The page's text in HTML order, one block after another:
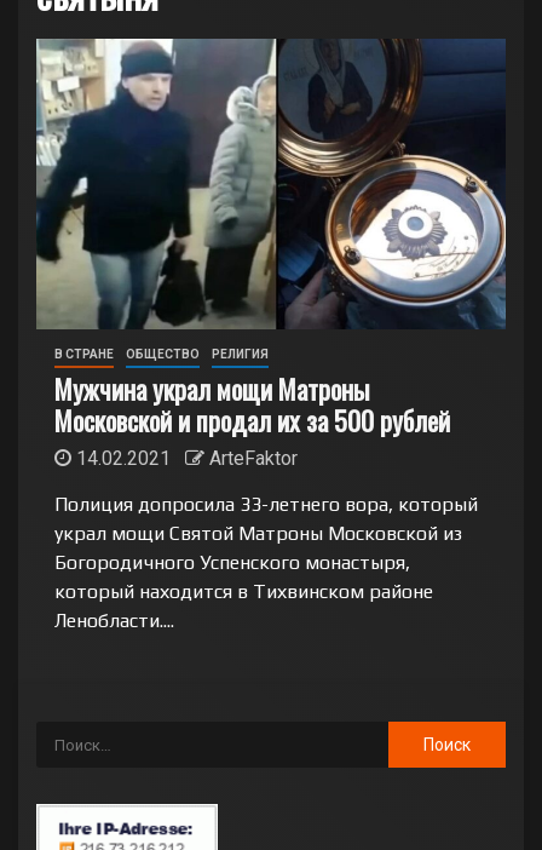
В СТРАНЕ ОБЩЕСТВО РЕЛИГИЯ
Мужчина украл мощи Матроны
Московской и продал их за 500 рублей
14.02.2021
ArteFaktor
Полиция допросила 33-летнего вора, который
украл мощи Святой Матроны Московской из
Богородичного Успенского монастыря,
который находится в Тихвинском районе
Ленобласти....